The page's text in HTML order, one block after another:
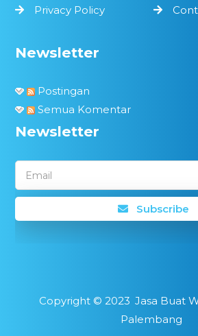
Privacy Policy
Newsletter
Postingan
Semua Komentar
Newsletter
Email
Subscribe
Copyright © 2023 Jasa Buat
Palembang